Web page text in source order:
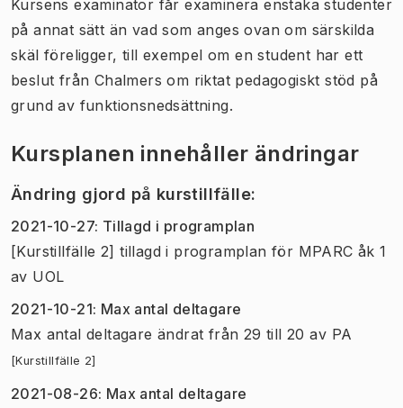
Kursens examinator får examinera enstaka studenter
på annat sätt än vad som anges ovan om särskilda
skäl föreligger, till exempel om en student har ett
beslut från Chalmers om riktat pedagogiskt stöd på
grund av funktionsnedsättning.
Kursplanen innehåller ändringar
Ändring gjord på kurstillfälle:
2021-10-27: Tillagd i programplan
[Kurstillfälle 2] tillagd i programplan för MPARC åk 1
av UOL
2021-10-21: Max antal deltagare
Max antal deltagare ändrat från 29 till 20 av PA
[Kurstillfälle 2]
2021-08-26: Max antal deltagare